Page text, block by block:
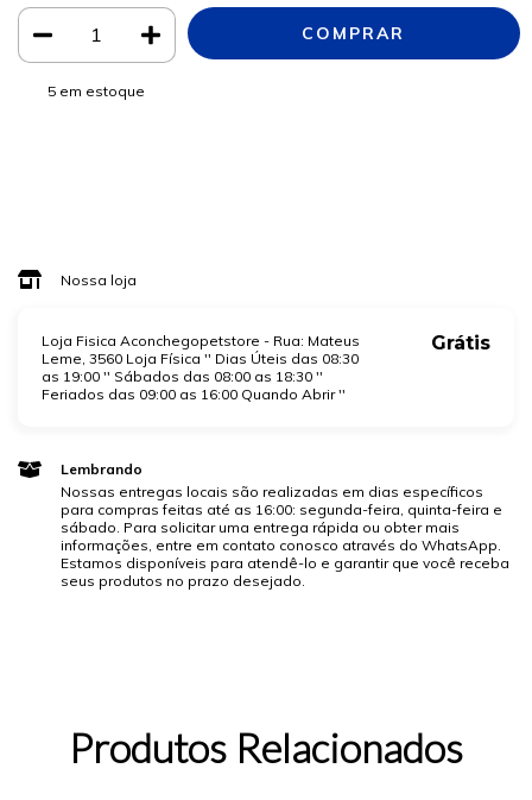
5 em estoque
Nossa loja
Loja Fisica Aconchegopetstore - Rua: Mateus
Leme, 3560 Loja Física '' Dias Úteis das 08:30
as 19:00 '' Sábados das 08:00 as 18:30 ''
Feriados das 09:00 as 16:00 Quando Abrir ''
Grátis
Lembrando
Nossas entregas locais são realizadas em dias específicos
para compras feitas até as 16:00: segunda-feira, quinta-feira e
sábado. Para solicitar uma entrega rápida ou obter mais
informações, entre em contato conosco através do WhatsApp.
Estamos disponíveis para atendê-lo e garantir que você receba
seus produtos no prazo desejado.
Produtos Relacionados